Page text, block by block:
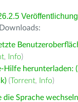
, Info)
Hilfe herunterladen:
(Torrent, Info)
die Sprache